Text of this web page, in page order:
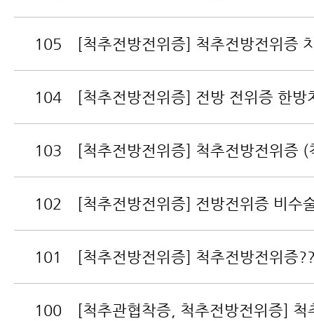
105 [척추전방전위증] 척추전방전위증
104 [척추전방전위증] 전방 전위증 한
103 [척추전방전위증] 척추전방전위증
102 [척추전방전위증] 전방전위증 비수
101 [척추전방전위증] 척추전방전위증
100 [척추관협착증, 척추전방전위증]